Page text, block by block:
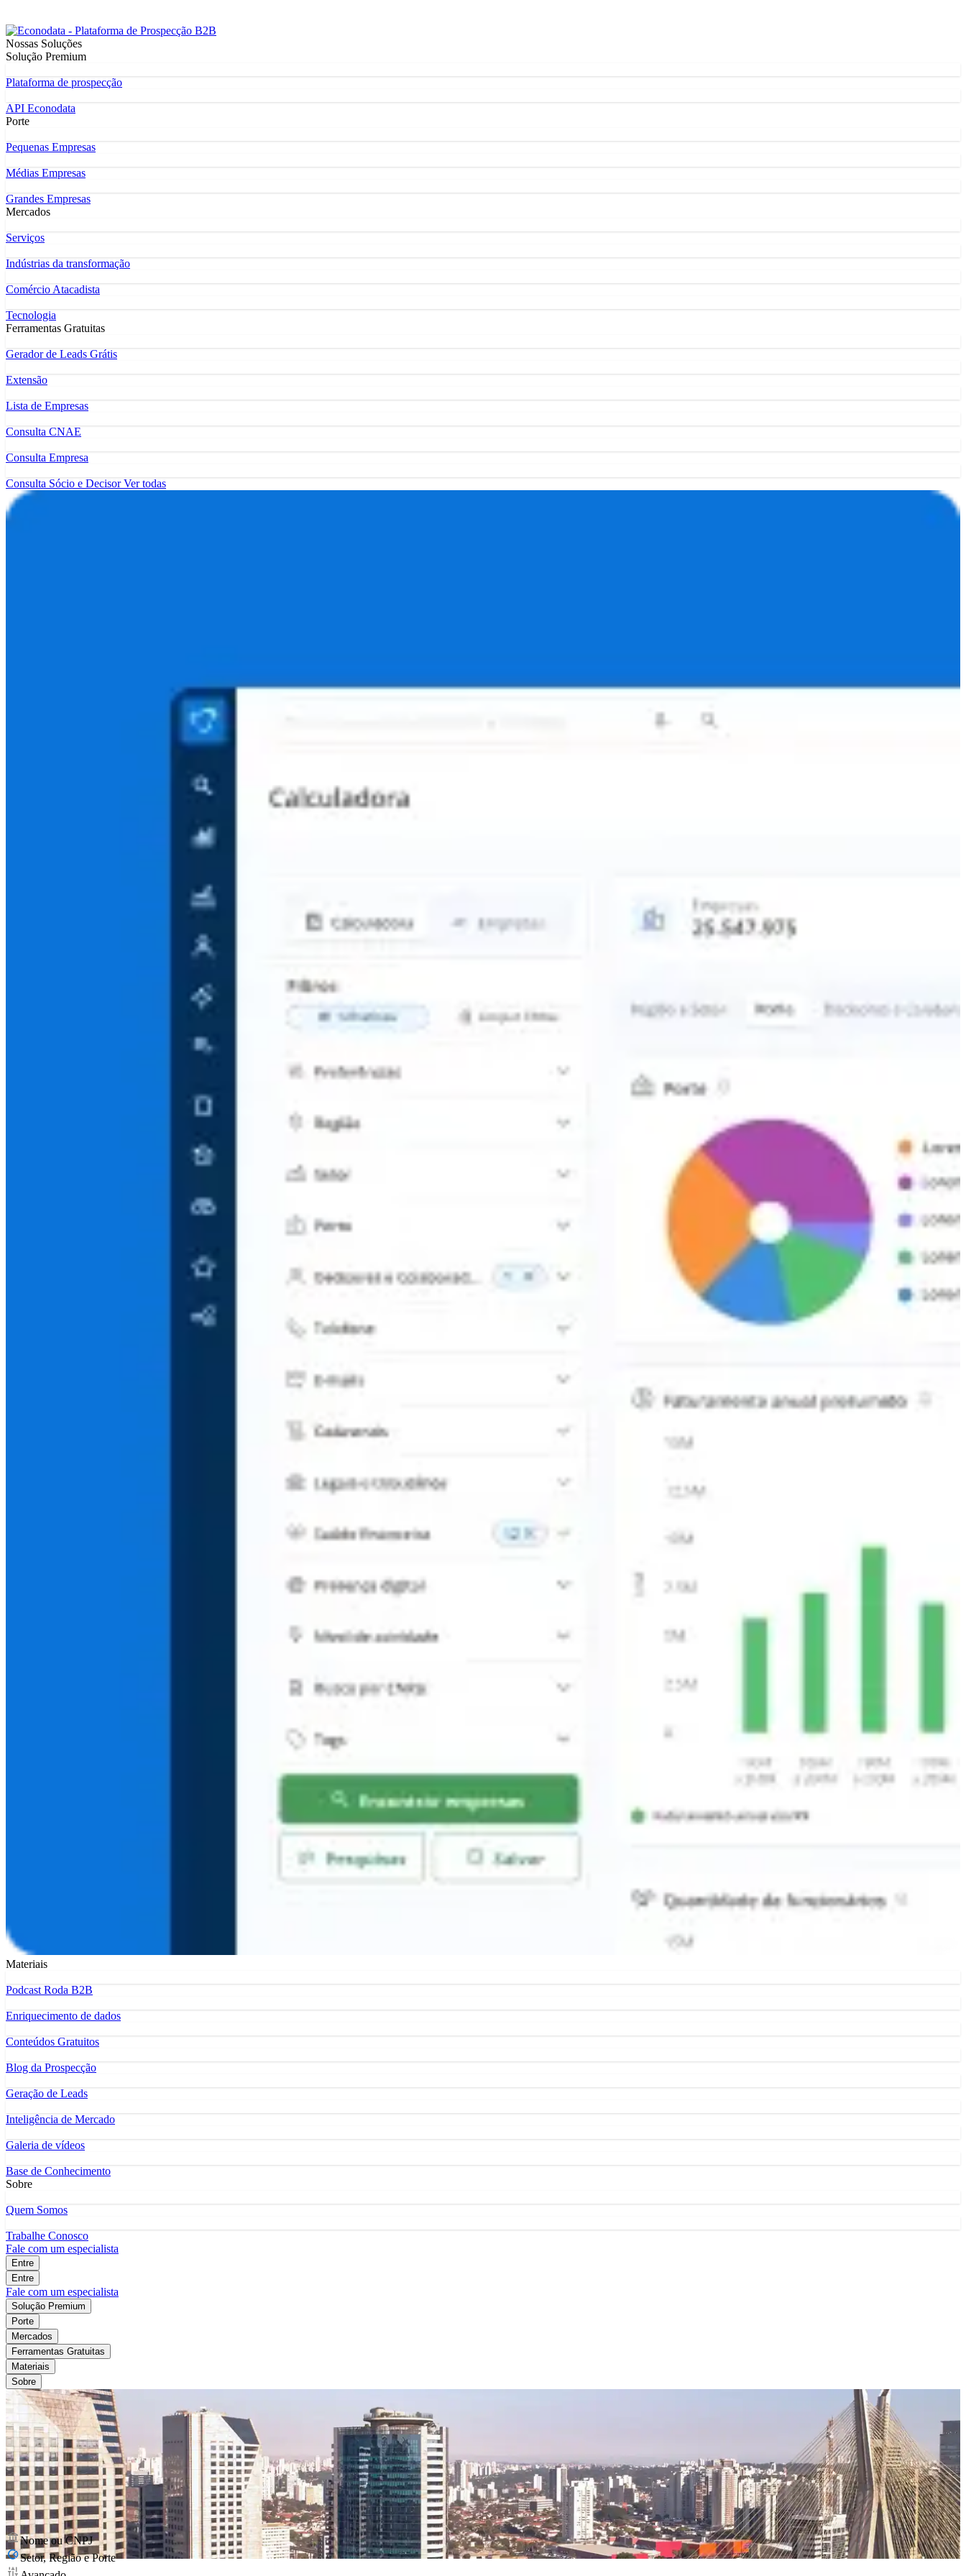
Nossas Soluções
Solução Premium
Plataforma de prospecção
API Econodata
Porte
Pequenas Empresas
Médias Empresas
Grandes Empresas
Mercados
Serviços
Indústrias da transformação
Comércio Atacadista
Tecnologia
Ferramentas Gratuitas
Gerador de Leads Grátis
Extensão
Lista de Empresas
Consulta CNAE
Consulta Empresa
Consulta Sócio e DecisorVer todas
Materiais
Podcast Roda B2B
Enriquecimento de dados
Conteúdos Gratuitos
Blog da Prospecção
Geração de Leads
Inteligência de Mercado
Galeria de vídeos
Base de Conhecimento
Sobre
Quem Somos
Trabalhe Conosco
Fale com um especialista
Entre
Entre
Fale com um especialista
Solução Premium
Porte
Mercados
Ferramentas Gratuitas
Materiais
Sobre
Nome ou CNPJ
Setor, Região e Porte